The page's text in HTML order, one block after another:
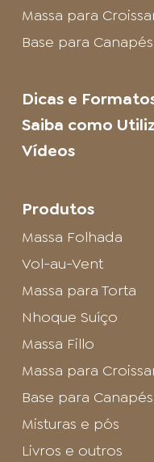
Massa para
Base para Canapés
Dicas e
Saiba como
Vídeos
Produtos
Massa Folhada
Vol-au-Vent
Massa para Torta
Nhoque Suíço
Massa Fillo
Massa para
Base para Canapés
Misturas e pós
Livros e outros